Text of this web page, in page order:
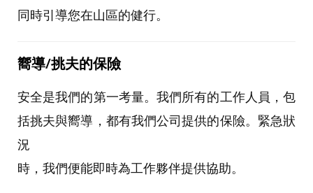
同時引導您在山區的健行。
嚮導/挑夫的保險
安全是我們的第一考量。我們所有的工作人員，包
括挑夫與嚮導，都有我們公司提供的保險。緊急狀
況
時，我們便能即時為工作夥伴提供協助。